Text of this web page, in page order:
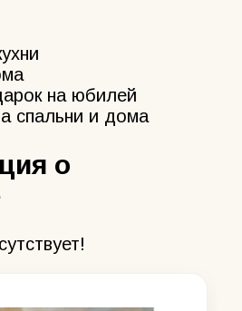
на юбилей
спальни и дома
о